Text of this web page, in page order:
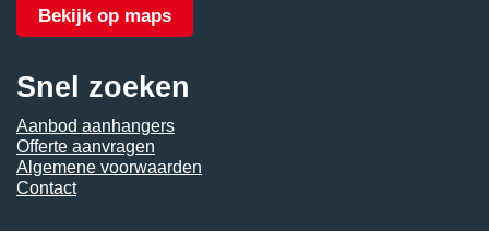
Bekijk op maps
Snel zoeken
Aanbod aanhangers
Offerte aanvragen
Algemene voorwaarden
Contact